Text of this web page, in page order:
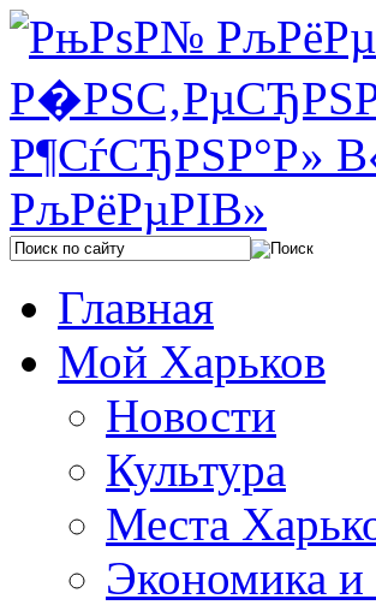
Главная
Мой Харьков
Новости
Культура
Места
Экономика и